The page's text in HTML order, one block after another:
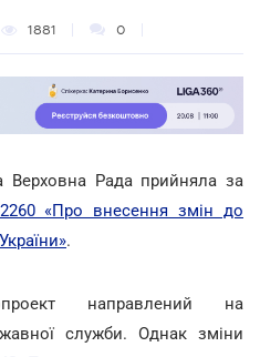
1881 0
Верховна Рада прийняла за
«Про внесення змін до
.
направлений на
служби. Однак зміни